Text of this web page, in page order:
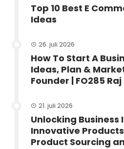
Top 10 Best E
Ideas
26. juli 2026
How To Start A
Ideas, Plan &
Founder | FO285
21. juli 2026
Unlocking Business
Innovative
Product Sourcing